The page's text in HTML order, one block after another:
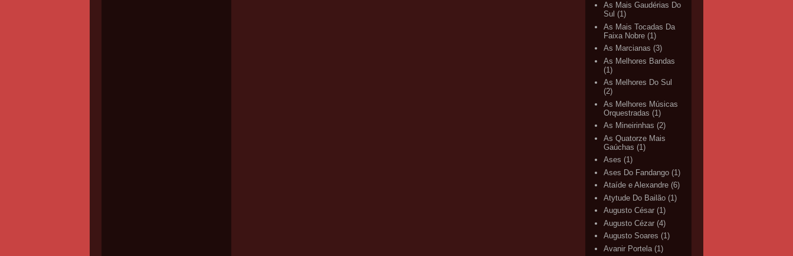
As Mais Gaudérias Do
Sul (1)
As Mais Tocadas Da
Faixa Nobre (1)
As Marcianas (3)
As Melhores Bandas
(1)
As Melhores Do Sul
(2)
As Melhores Músicas
Orquestradas (1)
As Mineirinhas (2)
As Quatorze Mais
Gaúchas (1)
Ases (1)
Ases Do Fandango (1)
Ataíde e Alexandre (6)
Atytude Do Bailão (1)
Augusto César (1)
Augusto Cézar (4)
Augusto Soares (1)
Avanir Portela (1)